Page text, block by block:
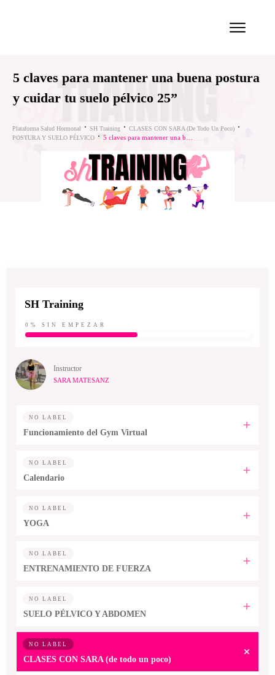
5 claves para mantener una buena postura
y cuidar tu suelo pélvico 25”
Plataforma Salud Hormonal SH Training
CLASES CON SARA (de Todo Un Poco)
POSTURA Y SUELO PÉLVICO
SH Training
0% SIN EMPEZAR
Instructor
SARA MATESANZ
NO LABEL
Funcionamiento del Gym Virtual
NO LABEL
Calendario
NO LABEL
YOGA
NO LABEL
ENTRENAMIENTO DE FUERZA
NO LABEL
SUELO PÉLVICO Y ABDOMEN
NO LABEL
CLASES CON SARA (de todo un poco)